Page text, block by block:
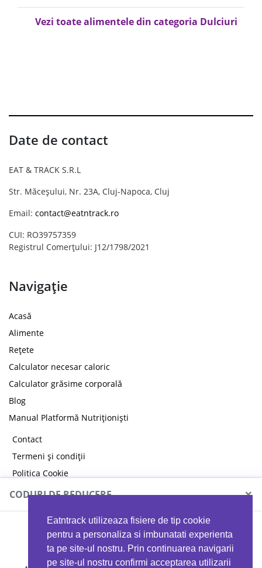
Eatntrack utilizeaza fisiere de tip cookie
pentru a personaliza si imbunatati experienta
ta pe site-ul nostru. Prin continuarea navigarii
pe site-ul nostru confirmi acceptarea utilizarii
Vezi toate alimentele din categoria Dulciuri
Date de contact
EAT & TRACK S.R.L
Str. Măceșului, Nr. 23A, Cluj-Napoca, Cluj
Email: contact@eatntrack.ro
CUI: RO39757359
Registrul Comerțului: J12/1798/2021
Navigație
Acasă
Alimente
Rețete
Calculator necesar caloric
Calculator grăsime corporală
Blog
Manual Platformă Nutriționiști
Contact
Termeni și condiții
Politica Cookie
Politica de confidențialitate
CODURI DE REDUCERE ×
MYPROTEIN